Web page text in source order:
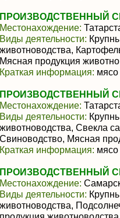
ПРОИЗВОДСТВЕННЫЙ
Местонахождение:
Виды деятельности:
животноводства,
Мясная продукция
Краткая информация: мясо
ПРОИЗВОДСТВЕННЫЙ
Местонахождение:
Виды деятельности:
животноводства, Свекла
Свиноводство, Мясная
Краткая информация: мясо
ПРОИЗВОДСТВЕННЫЙ
Местонахождение:
Виды деятельности:
животноводства,